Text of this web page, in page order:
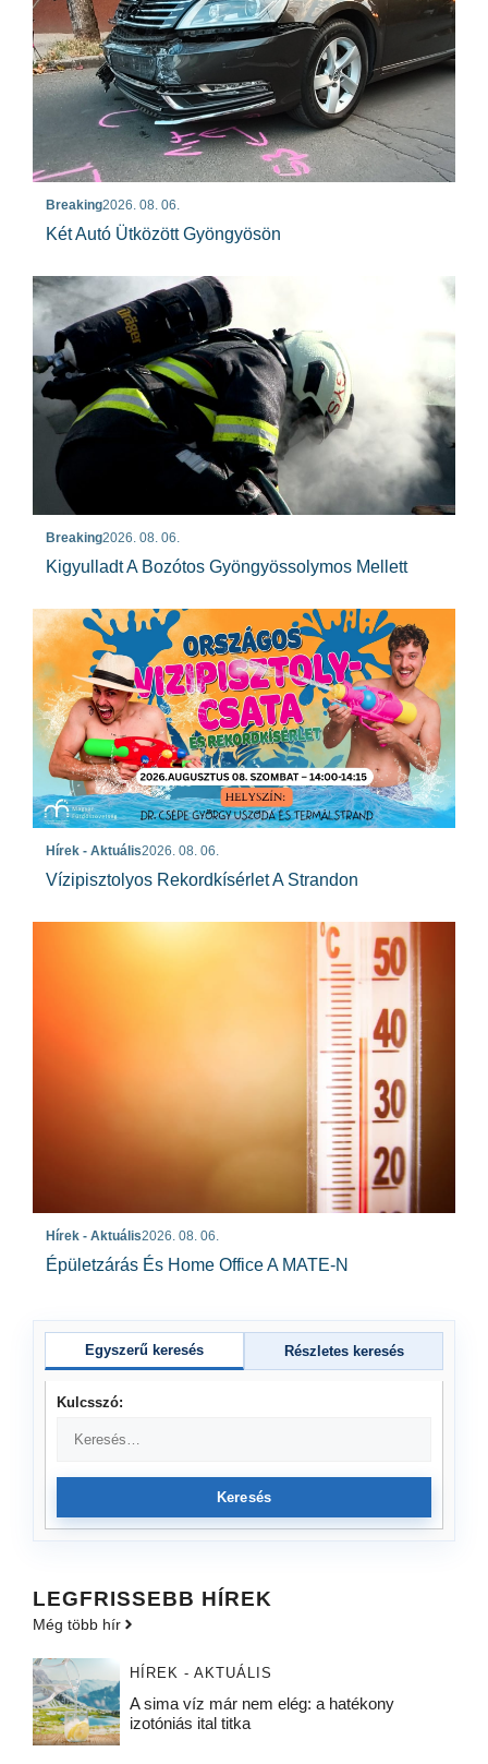
Breaking2026. 08. 06.
Két Autó Ütközött Gyöngyösön
Breaking2026. 08. 06.
Kigyulladt A Bozótos Gyöngyössolymos Mellett
Hírek - Aktuális2026. 08. 06.
Vízipisztolyos Rekordkísérlet A Strandon
Hírek - Aktuális2026. 08. 06.
Épületzárás És Home Office A MATE-N
Egyszerű keresés Részletes keresés
Kulcsszó:
Keresés
LEGFRISSEBB HÍREK
Még több hír
HÍREK - AKTUÁLIS
A sima víz már nem elég: a hatékony
izotóniás ital titka